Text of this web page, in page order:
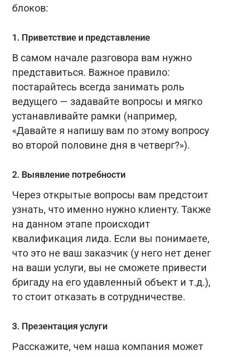
блоков:
1. Приветствие и представление
В самом начале разговора вам нужно
представиться. Важное правило:
постарайтесь всегда занимать роль
ведущего — задавайте вопросы и мягко
устанавливайте рамки (например,
«Давайте я напишу вам по этому вопросу
во второй половине дня в четверг?»).
2. Выявление потребности
Через открытые вопросы вам предстоит
узнать, что именно нужно клиенту. Также
на данном этапе происходит
квалификация лида. Если вы понимаете,
что это не ваш заказчик (у него нет денег
на ваши услуги, вы не сможете привести
бригаду на его удавленный объект и т.д.),
то стоит отказать в сотрудничестве.
3. Презентация услуги
Расскажите, чем наша компания может